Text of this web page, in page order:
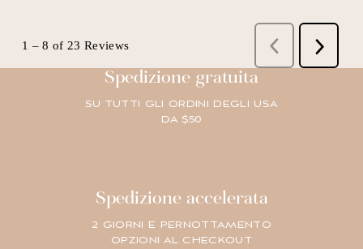
Spedizione gratuita
SU TUTTI GLI ORDINI DEGLI USA
DA $50
Spedizione accelerata
2 GIORNI E PERNOTTAMENTO
OPZIONI AL CHECKOUT